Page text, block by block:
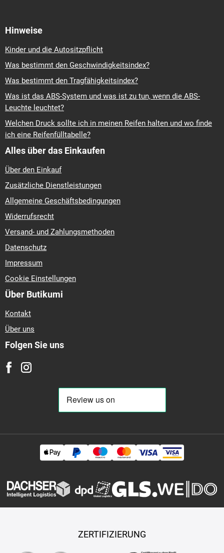
Hinweise
Kinder und die Autositzpflicht
Was bestimmt den Geschwindigkeitsindex?
Was bestimmt den Tragfähigkeitsindex?
Was ist das ABS-System und was ist zu tun, wenn die ABS-
Leuchte leuchtet?
Welchen Druck sollte ich in meinen Reifen halten und wo finde
ich eine Reifenfülltabelle?
Alles über das Einkaufen
Über den Einkauf
Zusätzliche Dienstleistungen
Allgemeine Geschäftsbedingungen
Widerrufsrecht
Versand- und Zahlungsmethoden
Datenschutz
Impressum
Cookie Einstellungen
Über Butikumi
Kontakt
Über uns
Folgen Sie uns
ZERTIFIZIERUNG